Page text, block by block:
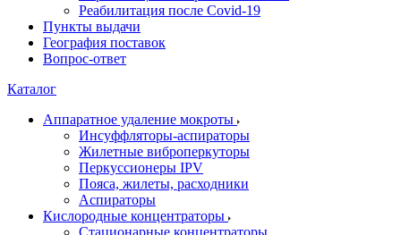
Реабилитация после Covid-19
Пункты выдачи
География поставок
Вопрос-ответ
Каталог
Аппаратное удаление мокроты
Инсуффляторы-аспираторы
Жилетные виброперкуторы
Перкуссионеры IPV
Пояса, жилеты, расходники
Аспираторы
Кислородные концентраторы
Стационарные концентраторы